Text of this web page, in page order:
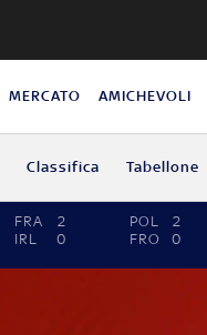
MERCATO AMICHEVOLI
Classifica Tabellone
FRA
2
IRL
0
POL
2
FRO
0